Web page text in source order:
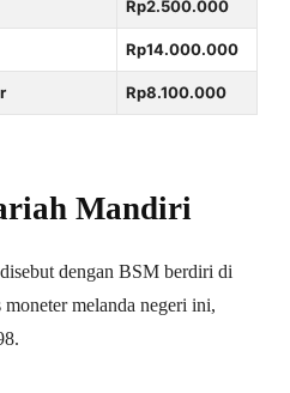
Rp2.500.000
Rp14.000.000
Rp8.100.000
Mandiri
dengan BSM berdiri di
melanda negeri ini,